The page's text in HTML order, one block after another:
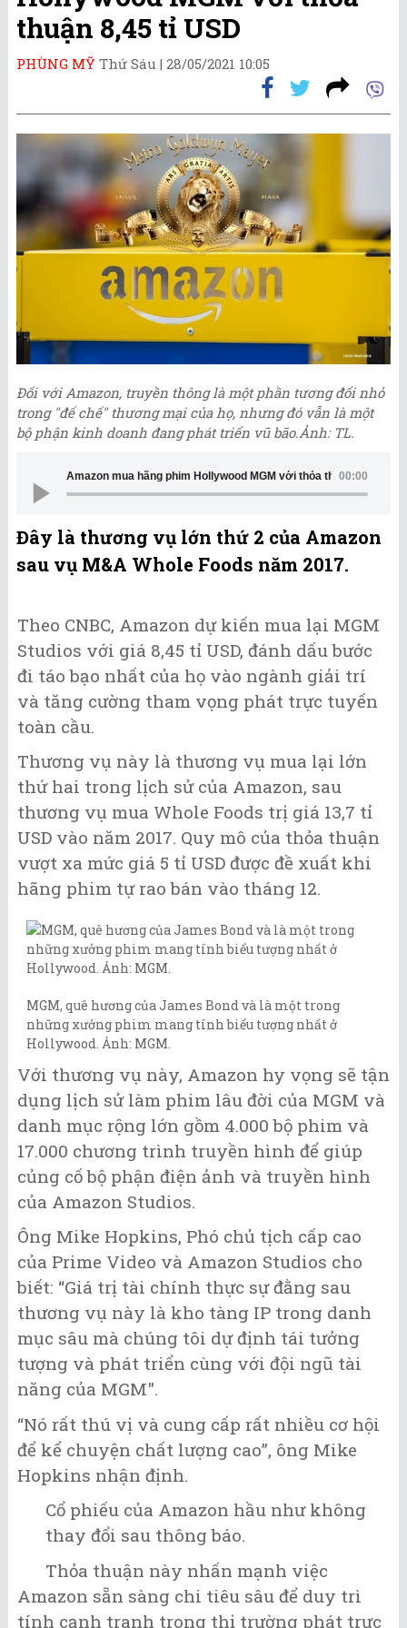
thuận 8,45 tỉ USD
PHÙNG MỸ Thứ Sáu | 28/05/2021 10:05
Đối với Amazon, truyền thông là một phần tương đối nhỏ
trong "đế chế" thương mại của họ, nhưng đó vẫn là một
bộ phận kinh doanh đang phát triển vũ bão.Ảnh: TL.
00:00
Amazon mua hãng phim Hollywood MGM với thỏa thuận 8,45 tỉ
Đây là thương vụ lớn thứ 2 của Amazon
sau vụ M&A Whole Foods năm 2017.
Theo CNBC, Amazon dự kiến mua lại MGM
Studios với giá 8,45 tỉ USD, đánh dấu bước
đi táo bạo nhất của họ vào ngành giải trí
và tăng cường tham vọng phát trực tuyến
toàn cầu.
Thương vụ này là thương vụ mua lại lớn
thứ hai trong lịch sử của Amazon, sau
thương vụ mua Whole Foods trị giá 13,7 tỉ
USD vào năm 2017. Quy mô của thỏa thuận
vượt xa mức giá 5 tỉ USD được đề xuất khi
hãng phim tự rao bán vào tháng 12.
MGM, quê hương của James Bond và là một trong
những xưởng phim mang tính biểu tượng nhất ở
Hollywood. Ảnh: MGM.
Với thương vụ này, Amazon hy vọng sẽ tận
dụng lịch sử làm phim lâu đời của MGM và
danh mục rộng lớn gồm 4.000 bộ phim và
17.000 chương trình truyền hình để giúp
củng cố bộ phận điện ảnh và truyền hình
của Amazon Studios.
Ông Mike Hopkins, Phó chủ tịch cấp cao
của Prime Video và Amazon Studios cho
biết: “Giá trị tài chính thực sự đằng sau
thương vụ này là kho tàng IP trong danh
mục sâu mà chúng tôi dự định tái tưởng
tượng và phát triển cùng với đội ngũ tài
năng của MGM".
“Nó rất thú vị và cung cấp rất nhiều cơ hội
để kể chuyện chất lượng cao”, ông Mike
Hopkins nhận định.
Cổ phiếu của Amazon hầu như không
thay đổi sau thông báo.
Thỏa thuận này nhấn mạnh việc
Amazon sẵn sàng chi tiêu sâu để duy trì
tính cạnh tranh trong thị trường phát trực